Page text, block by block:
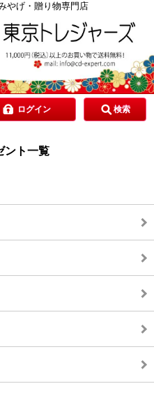
やげ・贈り物専門店
ログイン 検索
ント一覧
ご予算で選ぶ
贈り先で選ぶ
目的で選ぶ